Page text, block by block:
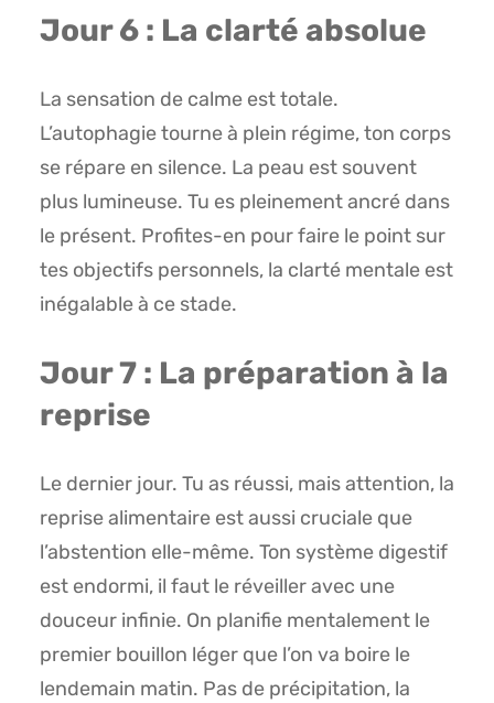
Jour 6 : La clarté absolue
La sensation de calme est totale.
L’autophagie tourne à plein régime, ton corps
se répare en silence. La peau est souvent
plus lumineuse. Tu es pleinement ancré dans
le présent. Profites-en pour faire le point sur
tes objectifs personnels, la clarté mentale est
inégalable à ce stade.
Jour 7 : La préparation à la
reprise
Le dernier jour. Tu as réussi, mais attention, la
reprise alimentaire est aussi cruciale que
l’abstention elle-même. Ton système digestif
est endormi, il faut le réveiller avec une
douceur infinie. On planifie mentalement le
premier bouillon léger que l’on va boire le
lendemain matin. Pas de précipitation, la